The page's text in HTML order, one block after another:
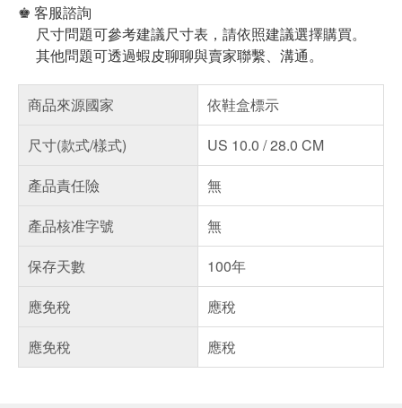
♚ 客服諮詢
尺寸問題可參考建議尺寸表，請依照建議選擇購買。
其他問題可透過蝦皮聊聊與賣家聯繫、溝通。
商品來源國家
依鞋盒標示
尺寸(款式/樣式)
US 10.0 / 28.0 CM
產品責任險
無
產品核准字號
無
保存天數
100年
應免稅
應稅
應免稅
應稅